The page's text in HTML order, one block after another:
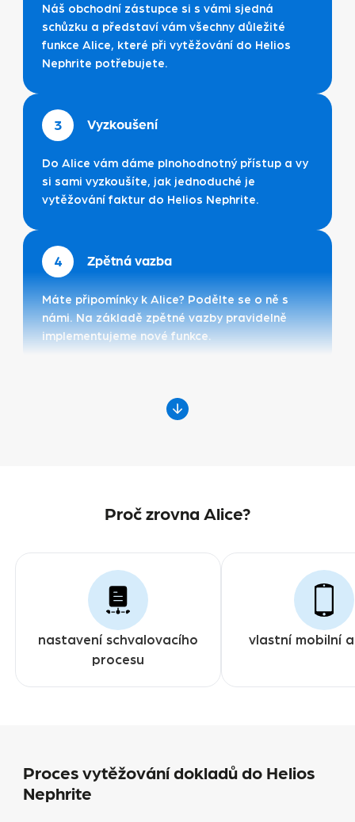
Náš obchodní zástupce si s vámi sjedná
schůzku a představí vám všechny důležité
funkce Alice, které při vytěžování do Helios
Nephrite potřebujete.
3 Vyzkoušení
Do Alice vám dáme plnohodnotný přístup a vy
si sami vyzkoušíte, jak jednoduché je
vytěžování faktur do Helios Nephrite.
4 Zpětná vazba
Máte připomínky k Alice? Podělte se o ně s
námi. Na základě zpětné vazby pravidelně
implementujeme nové funkce.
Proč zrovna Alice?
nastavení schvalovacího
procesu
vlastní mobilní
Proces vytěžování dokladů do Helios
Nephrite